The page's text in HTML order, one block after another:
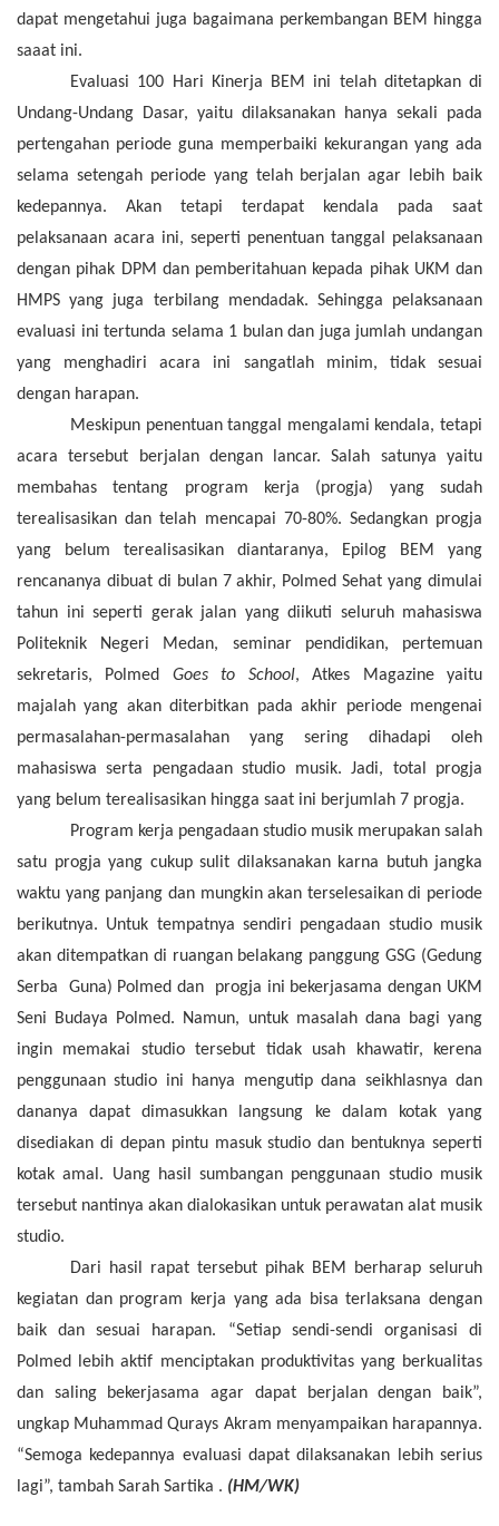
dapat mengetahui juga bagaimana perkembangan BEM hingga
saaat ini.
Evaluasi 100 Hari Kinerja BEM ini telah ditetapkan di
Undang-Undang Dasar, yaitu dilaksanakan hanya sekali pada
pertengahan periode guna memperbaiki kekurangan yang ada
selama setengah periode yang telah berjalan agar lebih baik
kedepannya.
Akan tetapi terdapat kendala pada saat
pelaksanaan acara ini, seperti penentuan tanggal pelaksanaan
dengan pihak DPM dan pemberitahuan kepada pihak UKM dan
HMPS yang juga terbilang mendadak. Sehingga pelaksanaan
evaluasi ini tertunda selama 1 bulandan juga jumlah undangan
yang menghadiri acara ini sangatlah minim, tidak sesuai
dengan harapan.
Meskipun penentuan tanggal mengalami kendala, tetapi
acara tersebut berjalan dengan lancar. Salah satunya yaitu
membahas tentang program kerja (progja) yang sudah
terealisasikandantelah mencapai 70-80%. Sedangkan progja
yang belum terealisasikan diantaranya, Epilog BEM yang
rencananya dibuat di bulan 7 akhir, PolmedSehat yang dimulai
tahun ini seperti gerak jalan yang diikuti seluruh mahasiswa
Politeknik Negeri Medan, seminar pendidikan, pertemuan
sekretaris, Polmed Goes to School,Atkes Magazine yaitu
majalah yang akan diterbitkan pada akhir periode mengenai
permasalahan-permasalahan yang sering dihadapi oleh
mahasiswa serta pengadaan studio musik. Jadi, total progja
yang belum terealisasikan hingga saat ini berjumlah 7 progja.
Program kerja pengadaan studio musik merupakan salah
satu progja yang cukup sulit dilaksanakan karna butuh jangka
waktu yang panjang dan mungkin akan terselesaikan di periode
berikutnya. Untuk tempatnya sendiri pengadaan studio musik
akan ditempatkan di ruangan belakang panggung GSG (Gedung
Serba Guna) Polmed dan progja ini bekerjasama dengan UKM
Seni Budaya Polmed. Namun, untuk masalah dana bagi yang
ingin memakai studio tersebut tidak usah khawatir, kerena
penggunaan studio ini hanya mengutip dana seikhlasnya dan
dananya dapat dimasukkan langsung ke dalam kotak yang
disediakan di depan pintu masuk studio dan bentuknya seperti
kotak amal. Uang hasil sumbangan penggunaan studio musik
tersebut nantinya akan dialokasikan untuk perawatan alat musik
studio.
Dari hasil rapat tersebut pihak BEM berharap seluruh
kegiatan dan program kerja yang ada bisa terlaksana dengan
baik dan sesuai harapan. “Setiap sendi-sendi organisasi di
Polmed lebih aktif menciptakan produktivitas yang berkualitas
dan saling bekerjasama agar dapat berjalan dengan baik”,
ungkap Muhammad Qurays Akram menyampaikan harapannya.
“Semoga kedepannya evaluasi dapat dilaksanakan lebih serius
lagi”, tambah Sarah Sartika . (HM/WK)